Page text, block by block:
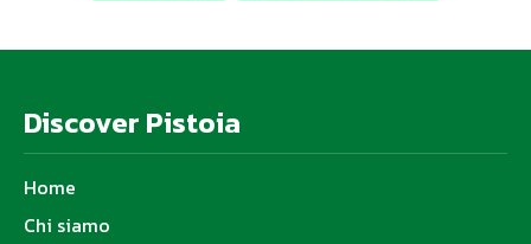
Discover Pistoia
Home
Chi siamo